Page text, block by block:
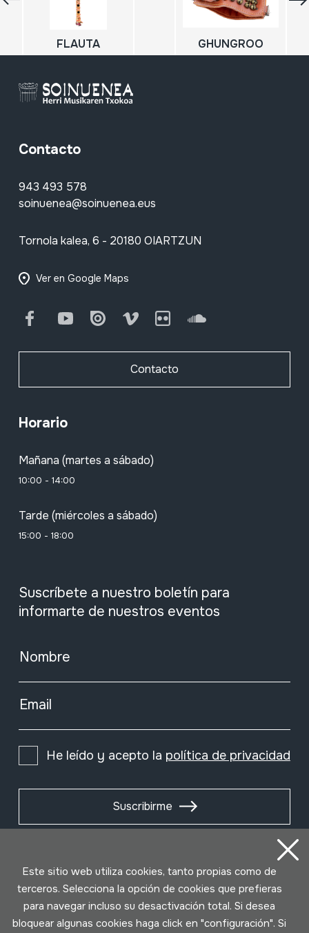
FLAUTA GHUNGROO
Contacto
943 493 578
soinuenea@soinuenea.eus
Tornola kalea, 6 - 20180 OIARTZUN
Ver en Google Maps
FacebookYoutube Issuu Vimeo Flickr SoundCloud
Contacto
Horario
Mañana (martes a sábado)
10:00 - 14:00
Tarde (miércoles a sábado)
15:00 - 18:00
Suscríbete a nuestro boletín para
informarte de nuestros eventos
Nombre
Email
He leído y acepto la política de privacidad
Suscribirme
Este sitio web utiliza cookies, tanto propias como de
terceros. Selecciona la opción de cookies que prefieras
para navegar incluso su desactivación total. Si desea
bloquear algunas cookies haga click en "configuración". Si